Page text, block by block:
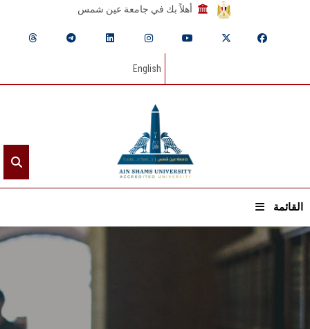
أهلاً بك في جامعة عين شمس
English
القائمة
الرئيسيـة
القطاعـات